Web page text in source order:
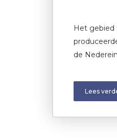
Het gebied
de
Lees